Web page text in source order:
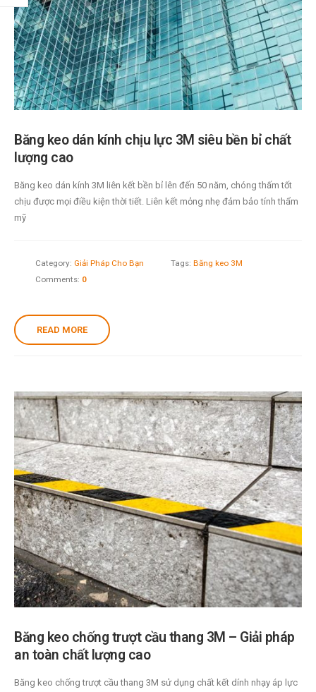
Băng keo dán kính chịu lực 3M siêu bền bỉ chất
lượng cao
Băng keo dán kính 3M liên kết bền bỉ lên đến 50 năm, chóng thấm tốt
chịu được mọi điều kiện thời tiết. Liên kết mỏng nhẹ đảm bảo tính thẩm
mỹ
Category: Giải Pháp Cho Bạn Tags: Băng keo 3M
Comments: 0
READ MORE
Băng keo chống trượt cầu thang 3M – Giải pháp
an toàn chất lượng cao
Băng keo chống trượt cầu thang 3M sử dụng chất kết dính nhạy áp lực